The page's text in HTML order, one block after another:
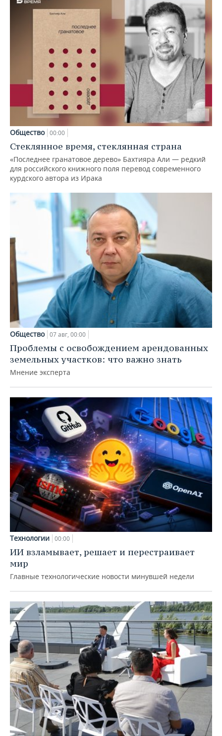
Общество 00:00
Стеклянное время, стеклянная страна
«Последнее гранатовое дерево» Бахтияра Али — редкий
для российского книжного поля перевод современного
курдского автора из Ирака
Общество 07 авг, 00:00
Проблемы с освобождением арендованных
земельных участков: что важно знать
Мнение эксперта
Технологии 00:00
ИИ взламывает, решает и перестраивает
мир
Главные технологические новости минувшей недели